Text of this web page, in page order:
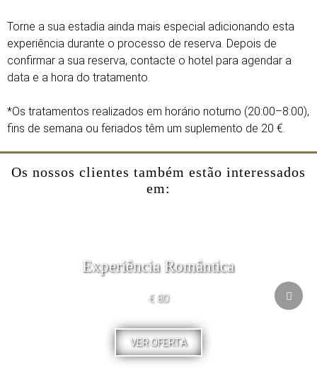
Torne a sua estadia ainda mais especial adicionando esta
experiência durante o processo de reserva. Depois de
confirmar a sua reserva, contacte o hotel para agendar a
data e a hora do tratamento.
*Os tratamentos realizados em horário noturno (20:00–8:00),
fins de semana ou feriados têm um suplemento de 20 €.
Os nossos clientes também estão interessados
em:
Experiência Romântica
€ 80
VER OFERTA